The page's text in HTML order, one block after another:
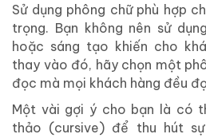
Sử dụng phông chữ phù hợp
trọng. Bạn không nên sử
hoặc sáng tạo khiến cho
thay vào đó, hãy chọn một
đọc mà mọi khách hàng đều
Một vài gợi ý cho bạn là có
thảo (cursive) để thu hút